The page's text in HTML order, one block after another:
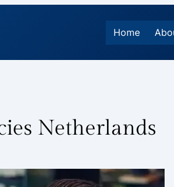
Home
Netherlands